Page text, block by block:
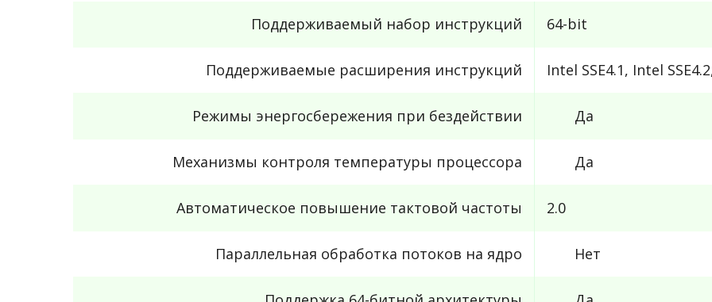
Поддерживаемый набор инструкций 64-bit
Поддерживаемые расширения инструкций Intel SSE4.1, Intel
Режимы энергосбережения при бездействии Да
Механизмы контроля температуры процессора Да
Автоматическое повышение тактовой частоты 2.0
Параллельная обработка потоков на ядро Нет